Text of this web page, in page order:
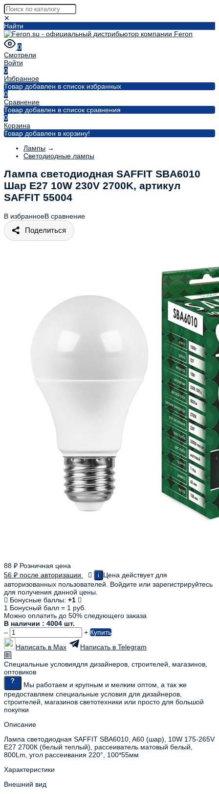
✕
Найти
0
Смотрели
Войти
0
Избранное
Товар добавлен в список избранных
0
Сравнение
Товар добавлен в список сравнения
0
Корзина
Товар добавлен в корзину!
Лампы →
Светодиодные лампы
Лампа светодиодная SAFFIT SBA6010
Шар E27 10W 230V 2700K, артикул
SAFFIT 55004
В избранноеВ сравнение
Поделиться
88 ₽ Розничная цена
56 ₽ после авторизации i
Цена действует для
авторизованных пользователей. Войдите или зарегистрируйтесь
для получения данной цены.
Бонусные баллы: +1
1 Бонусный балл = 1 руб.
Можно оплатить до 50% следующего заказа
В наличии : 4004 шт.
–
+ Купить
Написать в Max
Написать в Telegram
Специальные условиядля дизайнеров, строителей, магазинов,
оптовиков
Мы работаем и крупным и мелким оптом, а так же
предоставляем специальные условия для дизайнеров,
строителей, магазинов светотехники или просто для большой
покупки
Описание
Лампа светодиодная SAFFIT SBA6010, A60 (шар), 10W 175-265V
E27 2700К (белый теплый), рассеиватель матовый белый,
800Lm, угол рассеивания 220°, 100*55мм
Характеристики
Внешний вид